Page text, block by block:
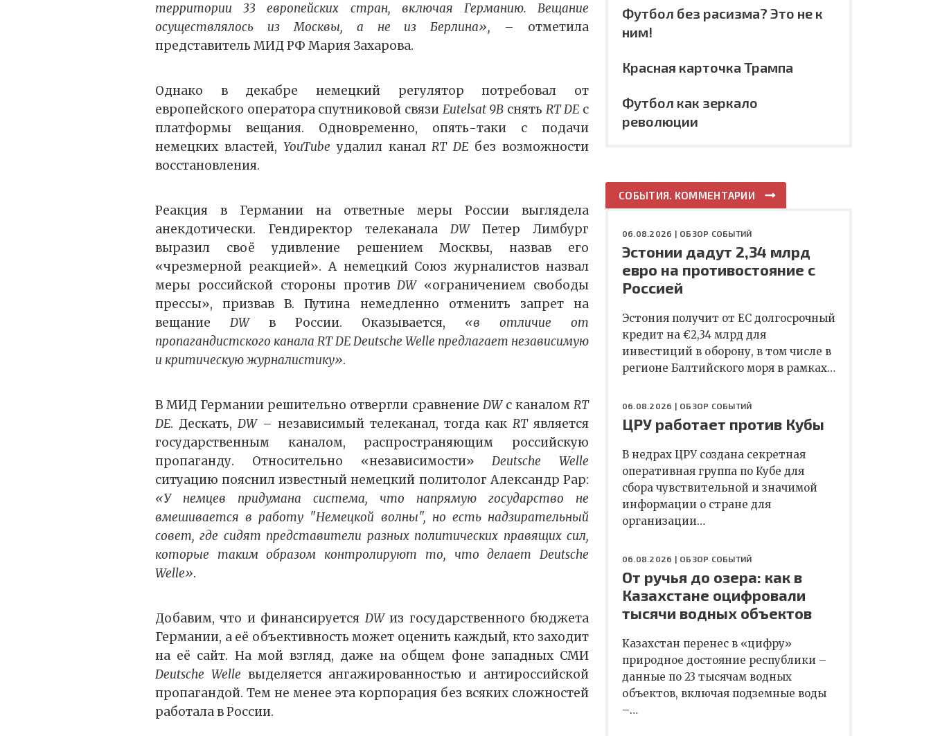
территории 33 европейских стран, включая Германию. Вещание
осуществлялось из Москвы, а не из Берлина», – отметила
представитель МИД РФ Мария Захарова.
Однако в декабре немецкий регулятор потребовал от
европейского оператора спутниковой связи Eutelsat 9В снять RT DE с
платформы вещания. Одновременно, опять-таки с подачи
немецких властей, YouTube удалил каналRT DE без возможности
восстановления.
Реакция в Германии на ответные меры России выглядела
анекдотически. Гендиректор телеканала DWПетер Лимбург
выразил своё удивление решением Москвы, назвав его
«чрезмерной реакцией». А немецкий Союз журналистов назвал
меры российской стороны противDW «ограничением свободы
прессы», призвав В. Путина немедленно отменить запрет на
вещание DW в России. Оказывается, «в отличие от
пропагандистского канала RT DE Deutsche Welle предлагает независимую
и критическую журналистику».
В МИД Германии решительно отвергли сравнение DWс каналомRT
DE. Дескать, DW – независимый телеканал, тогда как RTявляется
государственным каналом, распространяющим российскую
пропаганду. Относительно «независимости»Deutsche Welle
ситуацию пояснил известный немецкий политолог Александр Рар:
«У немцев придумана система, что напрямую государство не
вмешивается в работу "Немецкой волны", но есть надзирательный
совет, где сидят представители разных политических правящих сил,
которые таким образом контролируют то, что делает Deutsche
Welle».
Добавим, что и финансируется DWиз государственного бюджета
Германии, а её объективность может оценить каждый, кто заходит
на её сайт. На мой взгляд, даже на общем фоне западных СМИ
Deutsche Welle выделяется ангажированностью и антироссийской
пропагандой. Тем не менее эта корпорация без всяких сложностей
работала в России.
Футбол без расизма? Это не к
ним!
Красная карточка Трампа
Футбол как зеркало
революции
СОБЫТИЯ. КОММЕНТАРИИ
06.08.2026 | ОБЗОР СОБЫТИЙ
Эстонии дадут 2,34 млрд
евро на противостояние с
Россией
Эстония получит от ЕС долгосрочный
кредит на €2,34 млрд для
инвестиций в оборону, в том числе в
регионе Балтийского моря в рамках…
06.08.2026 | ОБЗОР СОБЫТИЙ
ЦРУ работает против Кубы
В недрах ЦРУ создана секретная
оперативная группа по Кубе для
сбора чувствительной и значимой
информации о стране для
организации…
06.08.2026 | ОБЗОР СОБЫТИЙ
От ручья до озера: как в
Казахстане оцифровали
тысячи водных объектов
Казахстан перенес в «цифру»
природное достояние республики –
данные по 23 тысячам водных
объектов, включая подземные воды
–…